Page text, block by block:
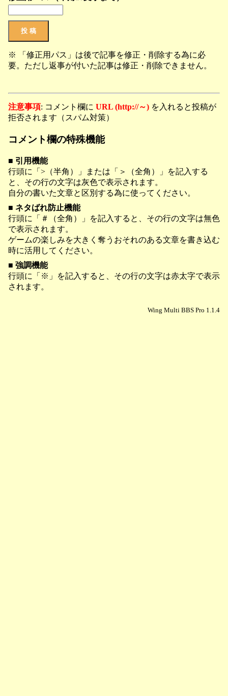
※ 「修正用パス」は後で記事を修正・削除する為に必
要。ただし返事が付いた記事は修正・削除できません。
注意事項: コメント欄に URL (http://～) を入れると投稿が
拒否されます（スパム対策）
コメント欄の特殊機能
■ 引用機能
行頭に「>（半角）」または「＞（全角）」を記入する
と、その行の文字は灰色で表示されます。
自分の書いた文章と区別する為に使ってください。
■ ネタばれ防止機能
行頭に「＃（全角）」を記入すると、その行の文字は無色
で表示されます。
ゲームの楽しみを大きく奪うおそれのある文章を書き込む
時に活用してください。
■ 強調機能
行頭に「※」を記入すると、その行の文字は赤太字で表示
されます。
Wing Multi BBS Pro 1.1.4